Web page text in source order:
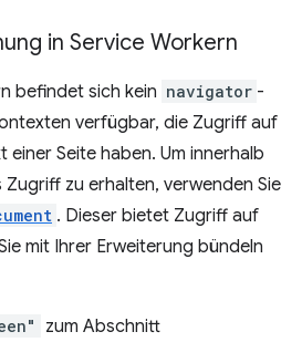
in Service Workern
befindet sich kein navigator -
verfügbar, die Zugriff auf
einer Seite haben. Um innerhalb
Zugriff zu erhalten, verwenden Sie
. Dieser bietet Zugriff auf
mit Ihrer Erweiterung bündeln
zum Abschnitt